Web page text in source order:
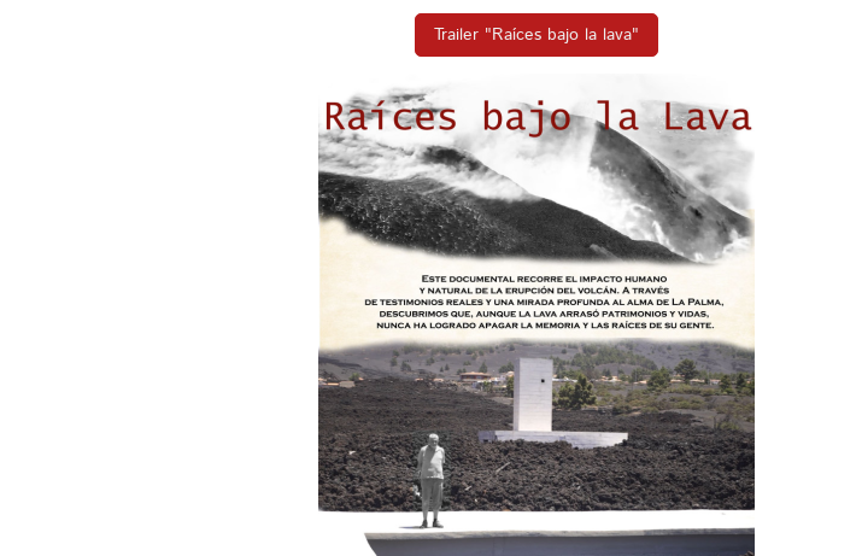
Trailer "Raíces bajo la lava"